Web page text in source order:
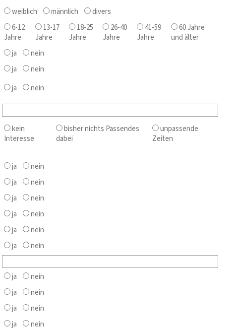
weiblich männlich
divers
6-12
Jahre
13-17
Jahre
18-25
Jahre
26-40
Jahre
41-59
Jahre
60 Jahre
und älter
ja
nein
ja
nein
ja
nein
kein
Interesse
bisher nichts Passendes
dabei
unpassende
Zeiten
ja
nein
ja
nein
ja
nein
ja
nein
ja
nein
ja
nein
ja
nein
ja
nein
ja
nein
ja
nein